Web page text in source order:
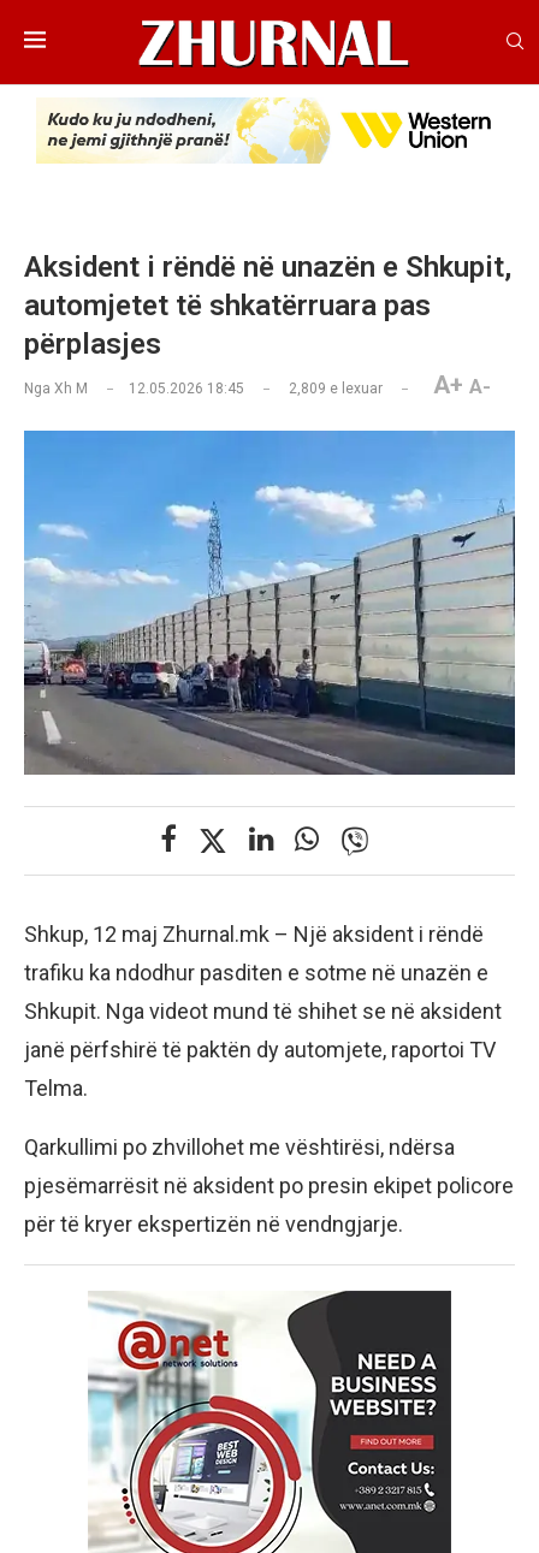
Aksident i rëndë në unazën e Shkupit,
automjetet të shkatërruara pas
përplasjes
Nga Xh M 12.05.2026 18:45 2,809 e lexuar A+ A-
Shkup, 12 maj Zhurnal.mk – Një aksident i rëndë
trafiku ka ndodhur pasditen e sotme në unazën e
Shkupit. Nga videot mund të shihet se në aksident
janë përfshirë të paktën dy automjete, raportoi TV
Telma.
Qarkullimi po zhvillohet me vështirësi, ndërsa
pjesëmarrësit në aksident po presin ekipet policore
për të kryer ekspertizën në vendngjarje.